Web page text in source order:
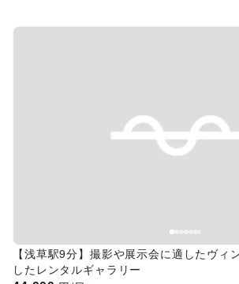
Previous slide
【浅草駅9分】撮影や展示会に適したヴィ
したレンタルギャラリー